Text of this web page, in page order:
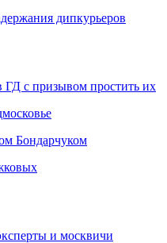
дипкурьеров
ГД с призывом простить их
Бондарчуком
и москвичи